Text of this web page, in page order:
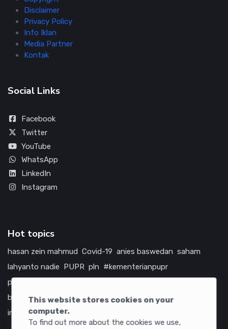
This website stores cookies on your
computer.
To find out more about the cookies we use,
Disclaimer
Privacy Policy
Info Iklan
Media Partner
Kontak
Social Links
Facebook
Twitter
YouTube
WhatsApp
LinkedIn
Instagram
Hot topics
hasan zein mahmud Covid-19 anies baswedan saham
lahyanto nadie PUPR pln #kementerianpupr
prabowo subianto
bumn
jasa marga jtts tol china amerika serikat
infrastruktur